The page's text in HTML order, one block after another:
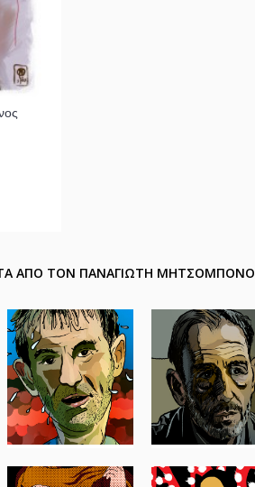
ΑΠΟ ΤΟΝ ΠΑΝΑΓΙΩΤΗ ΜΗΤΣΟΜΠΟΝΟ